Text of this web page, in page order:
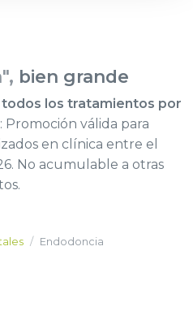
bien grande
los tratamientos por
: Promoción válida para
en clínica entre el
No acumulable a otras
Endodoncia